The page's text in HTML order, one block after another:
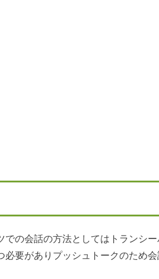
での会話の方法としてはトランシ
必要がありプッシュトークのため会